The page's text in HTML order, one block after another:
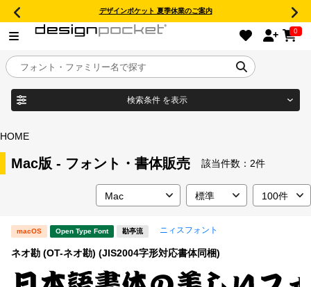
デザインポケット 夏季休業のご案内
0
目的別フォントガイド
年間ライセンス商品
キャンペーン一覧
検索条件 を表示
フォント形式
HOME
Mac版 - フォント・書体販売 該当件数： 2件
macOS Open Type Font 勘亭流 ニィスフォント
ネオ勘 (OT-ネオ勘) (JIS2004字形対応書体同梱)